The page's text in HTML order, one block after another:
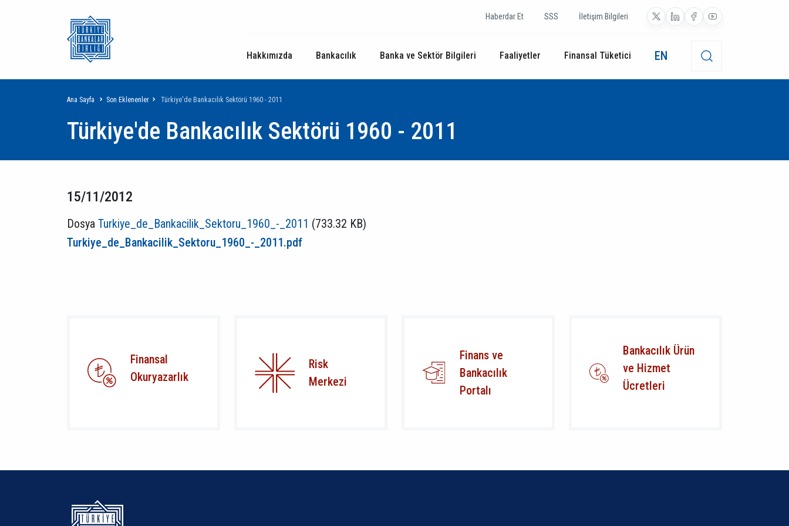
Haberdar Et SSS İletişim Bilgileri
Hakkımızda Bankacılık Banka ve Sektör Bilgileri Faaliyetler Finansal Tüketici EN
Sayfa
yolu
Ana Sayfa Son Eklenenler Türkiye'de Bankacılık Sektörü 1960 - 2011
Türkiye'de Bankacılık Sektörü 1960 - 2011
15/11/2012
Dosya Turkiye_de_Bankacilik_Sektoru_1960_-_2011 (733.32 KB)
Turkiye_de_Bankacilik_Sektoru_1960_-_2011.pdf
Finansal
Okuryazarlık
Risk
Merkezi
Finans ve
Bankacılık
Portalı
Bankacılık Ürün
ve Hizmet
Ücretleri